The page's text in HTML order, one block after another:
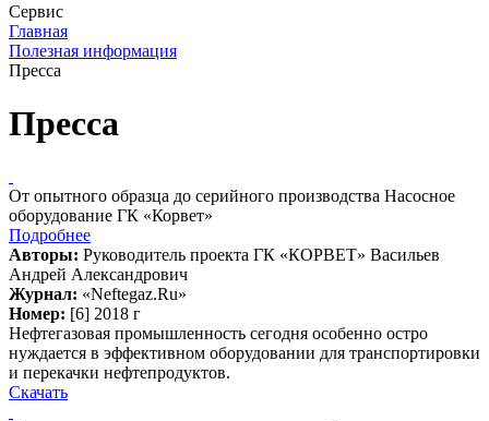
Сервис
Главная
Полезная информация
Пресса
Пресса
От опытного образца до серийного производства Насосное
оборудование ГК «Корвет»
Подробнее
Авторы: Руководитель проекта ГК «КОРВЕТ» Васильев
Андрей Александрович
Журнал: «Neftegaz.Ru»
Номер: [6] 2018 г
Нефтегазовая промышленность сегодня особенно остро
нуждается в эффективном оборудовании для транспортировки
и перекачки нефтепродуктов.
Скачать